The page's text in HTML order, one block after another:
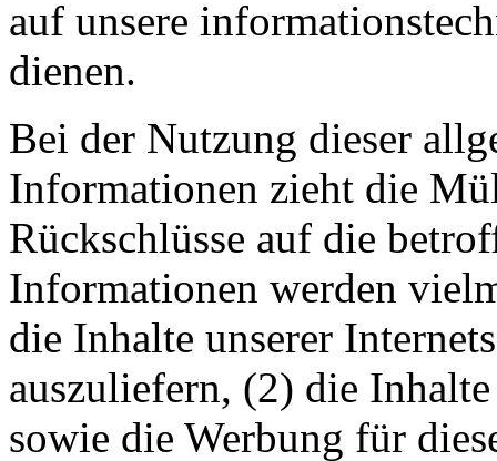
auf unsere
dienen.
Bei der Nutzung dieser
Informationen zieht die
Rückschlüsse auf die
Informationen werden
die Inhalte unserer
auszuliefern, (2) die
sowie die Werbung für